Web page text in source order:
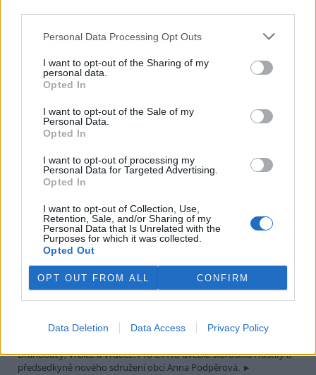
Personal Data Processing Opt Outs
I want to opt-out of the Sharing of my
personal data.
Opted In
I want to opt-out of the Sale of my
Personal Data.
Opted In
I want to opt-out of processing my
Personal Data for Targeted Advertising.
Opted In
I want to opt-out of Collection, Use,
Retention, Sale, and/or Sharing of my
Personal Data that Is Unrelated with the
Purposes for which it was collected.
Opted Out
OPT OUT FROM ALL CONFIRM
Data Deletion Data Access Privacy Policy
11.1.2001 19:50 | PLZEŇ (ČIA)
Chlumčanech v okrese Plzeň-jih. Zdravotníci již zaznamenali tři
desítky nemocných, včetně dětí. Osm pacientů s akutním
onemocněním a vážnějším průběhem choroby přijala Fakultní
zařízení.
Zelený bod platí i u nás
11.1.2001 17:20 | PRAHA (EkoList)
Značku "Zelený bod" může v ČR na svých výrobcích používat 131
. Systém provozuje stejnojmenná akciová společnost od
dubna 1999. V září 2000 získala od mezinárodní asociace Pro
Europe právo používat pro výrobky svých členů značku Zelený
Nový mikroregion Venkov bude vybudován na
Litoměřicku
Nový mikroregion s názvem Venkov vytvořily čtyři obce okresu
Drahobuzy, Vrbice a Vrutice. Pro ČIA to uvedla starostka Hoštky a
předsedkyně nového sdružení obcí Anna Podpěrová.